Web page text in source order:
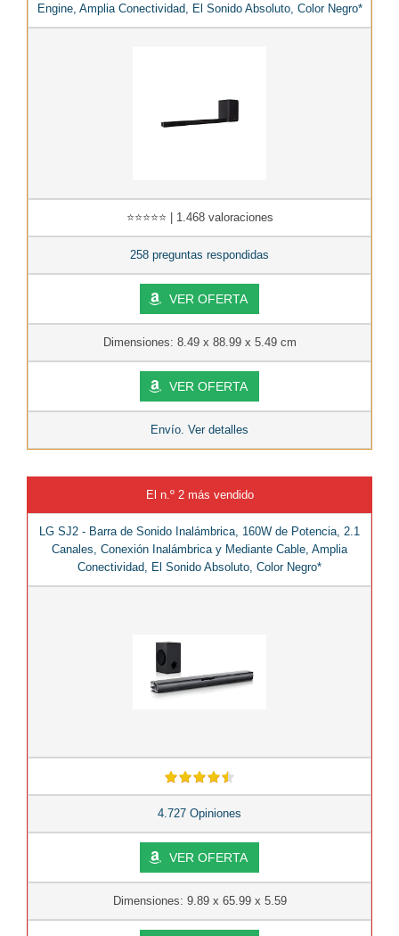
Engine, Amplia Conectividad, El Sonido Absoluto, Color Negro*
⭐⭐⭐⭐⭐ | 1.468 valoraciones
258 preguntas respondidas
VER OFERTA
Dimensiones: 8.49 x 88.99 x 5.49 cm
VER OFERTA
Envío. Ver detalles
El n.º 2 más vendido
LG SJ2 - Barra de Sonido Inalámbrica, 160W de Potencia, 2.1
Canales, Conexión Inalámbrica y Mediante Cable, Amplia
Conectividad, El Sonido Absoluto, Color Negro*
4.727 Opiniones
VER OFERTA
Dimensiones: 9.89 x 65.99 x 5.59